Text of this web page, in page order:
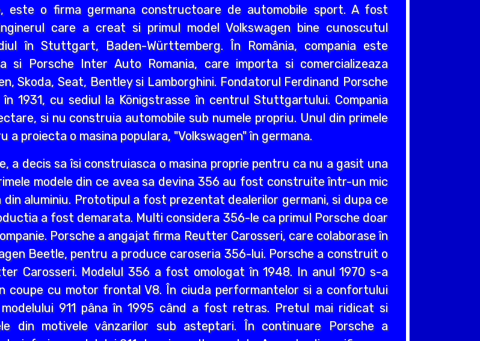
este o firma germana constructoare de automobile sport. A fost
care a creat si primul model Volkswagen bine cunoscutul
în Stuttgart, Baden-Württemberg. În România, compania este
si Porsche Inter Auto Romania, care importa si comercializeaza
Skoda, Seat, Bentley si Lamborghini. Fondatorul Ferdinand Porsche
1931, cu sediul la Königstrasse în centrul Stuttgartului. Compania
si nu construia automobile sub numele propriu. Unul din primele
proiecta o masina populara, "Volkswagen" în germana.
a decis sa îsi construiasca o masina proprie pentru ca nu a gasit una
modele din ce avea sa devina 356 au fost construite într-un mic
aluminiu. Prototipul a fost prezentat dealerilor germani, si dupa ce
a fost demarata. Multi considera 356-le ca primul Porsche doar
Porsche a angajat firma Reutter Carosseri, care colaborase în
Beetle, pentru a produce caroseria 356-lui. Porsche a construit o
Carosseri. Modelul 356 a fost omologat în 1948. In anul 1970 s-a
coupe cu motor frontal V8. În ciuda performantelor si a confortului
911 pâna în 1995 când a fost retras. Pretul mai ridicat si
din motivele vânzarilor sub asteptari. În continuare Porsche a